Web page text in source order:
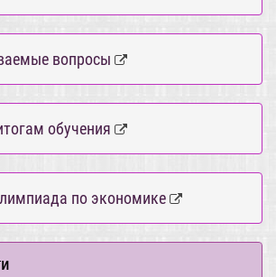
вопросы
обучения
по экономике